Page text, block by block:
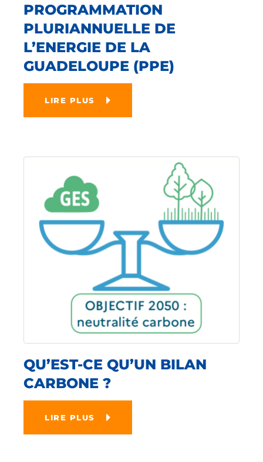
PROGRAMMATION
PLURIANNUELLE DE
L’ENERGIE DE LA
GUADELOUPE (PPE)
LIRE PLUS
QU’EST-CE QU’UN BILAN
CARBONE ?
LIRE PLUS